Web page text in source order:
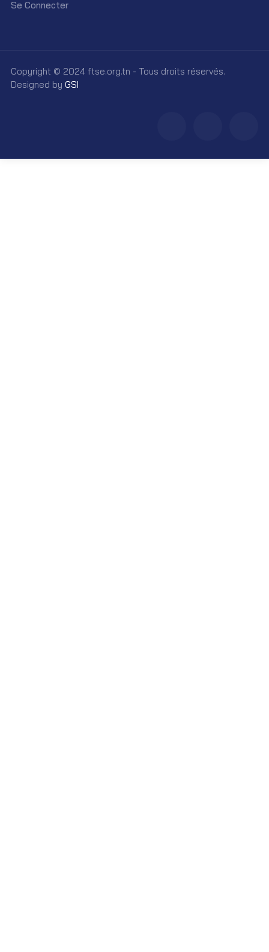
Se Connecter
Copyright © 2024 ftse.org.tn - Tous droits réservés.
Designed by GSI